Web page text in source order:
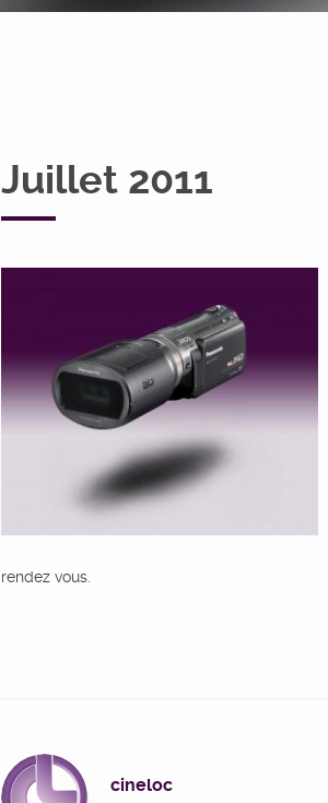
Juillet 2011
rendez vous.
cineloc